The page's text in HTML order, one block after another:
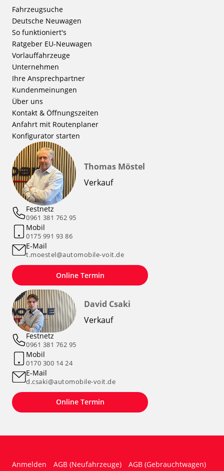
Fahrzeugsuche
Deutsche Neuwagen
So funktioniert's
Ratgeber EU-Neuwagen
Vorlauffahrzeuge
Unternehmen
Ihre Ansprechpartner
Kundenmeinungen
Über uns
Kontakt & Öffnungszeiten
Anfahrt mit Routenplaner
Konfigurator starten
Thomas Möstel
Verkauf
Festnetz
0961 381 762 95
Mobil
0175 991 93 86
E-Mail
t.moestel@automobile-voit.de
Online Termin
David Csaki
Verkauf
Festnetz
0961 381 762 95
Mobil
0170 300 14 24
E-Mail
d.csaki@automobile-voit.de
Online Termin
Anmelden AGB (Neufahrzeuge) AGB (Gebrauchtwagen)